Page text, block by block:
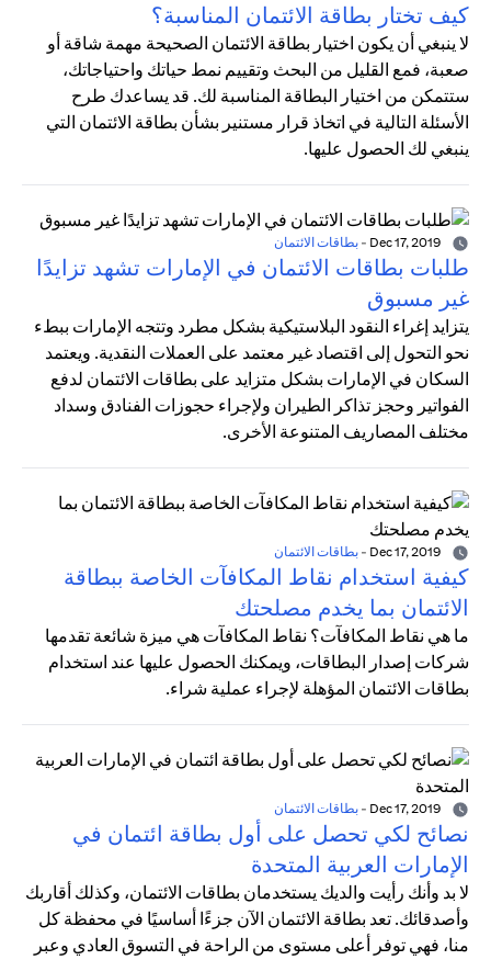
كيف تختار بطاقة الائتمان المناسبة؟
لا ينبغي أن يكون اختيار بطاقة الائتمان الصحيحة مهمة شاقة أو
صعبة، فمع القليل من البحث وتقييم نمط حياتك واحتياجاتك،
ستتمكن من اختيار البطاقة المناسبة لك. قد يساعدك طرح
الأسئلة التالية في اتخاذ قرار مستنير بشأن بطاقة الائتمان التي
ينبغي لك الحصول عليها.
- بطاقات الائتمان
طلبات بطاقات الائتمان في الإمارات تشهد تزايدًا
غير مسبوق
يتزايد إغراء النقود البلاستيكية بشكل مطرد وتتجه الإمارات ببطء
نحو التحول إلى اقتصاد غير معتمد على العملات النقدية. ويعتمد
السكان في الإمارات بشكل متزايد على بطاقات الائتمان لدفع
الفواتير وحجز تذاكر الطيران ولإجراء حجوزات الفنادق وسداد
مختلف المصاريف المتنوعة الأخرى.
- بطاقات الائتمان
كيفية استخدام نقاط المكافآت الخاصة ببطاقة
الائتمان بما يخدم مصلحتك
ما هي نقاط المكافآت؟ نقاط المكافآت هي ميزة شائعة تقدمها
شركات إصدار البطاقات، ويمكنك الحصول عليها عند استخدام
بطاقات الائتمان المؤهلة لإجراء عملية شراء.
- بطاقات الائتمان
نصائح لكي تحصل على أول بطاقة ائتمان في
الإمارات العربية المتحدة
لا بد وأنك رأيت والديك يستخدمان بطاقات الائتمان، وكذلك أقاربك
وأصدقائك. تعد بطاقة الائتمان الآن جزءًا أساسيًا في محفظة كل
منا، فهي توفر أعلى مستوى من الراحة في التسوق العادي وعبر